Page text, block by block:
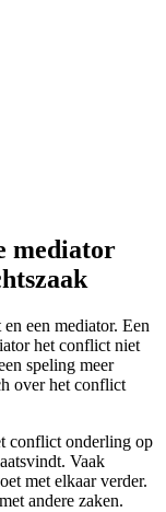
mediator
een mediator. Een
het conflict niet
speling meer
over het conflict
conflict onderling op
Vaak
met elkaar verder.
andere zaken.